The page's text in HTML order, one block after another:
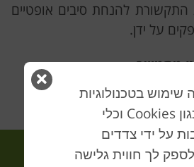
סגור
בטכנולוגיות
Cookies וכלי
על ידי צדדים
לך חווית גלישה
להנחת סיבים אופטיים
על ידן.
מתמשך.
תחומי פעילות